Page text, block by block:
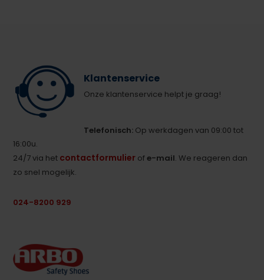
Klantenservice
Onze klantenservice helpt je graag!
Telefonisch: Op werkdagen van 09:00 tot
16:00u.
24/7 via het contactformulier ofe-mail. We reageren dan
zo snel mogelijk.
024-8200 929